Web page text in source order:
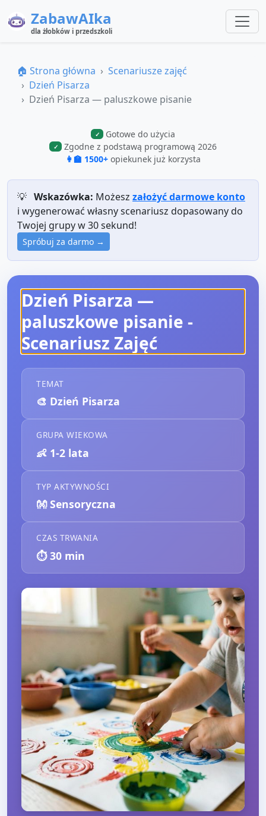
ZabawAIka
dla żłobków i przedszkoli
🏠 Strona główna
Scenariusze zajęć
Dzień Pisarza
Dzień Pisarza — paluszkowe pisanie
✓ Gotowe do użycia
✓
Zgodne z podstawą programową 2026
👩‍🏫 1500+ opiekunek już korzysta
💡 Wskazówka: Możesz założyć darmowe konto
i wygenerować własny scenariusz dopasowany do
Twojej grupy w 30 sekund!
Spróbuj za darmo →
Dzień Pisarza —
paluszkowe pisanie -
Scenariusz Zajęć
TEMAT
🎨 Dzień Pisarza
GRUPA WIEKOWA
👶 1-2 lata
TYP AKTYWNOŚCI
👐 Sensoryczna
CZAS TRWANIA
⏱️30 min